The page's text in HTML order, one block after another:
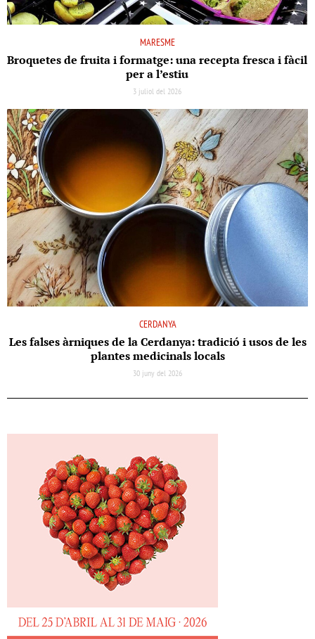
MARESME
Broquetes de fruita i formatge: una recepta fresca i fàcil
per a l’estiu
3 juliol del 2026
CERDANYA
Les falses àrniques de la Cerdanya: tradició i usos de les
plantes medicinals locals
30 juny del 2026